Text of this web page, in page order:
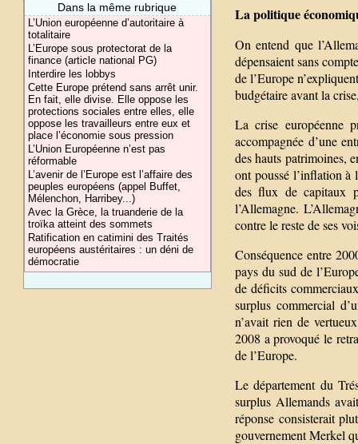
Dans la même rubrique
L’Union européenne d’autoritaire à
totalitaire
L’Europe sous protectorat de la
finance (article national PG)
Interdire les lobbys
Cette Europe prétend sans arrêt unir.
En fait, elle divise. Elle oppose les
protections sociales entre elles, elle
oppose les travailleurs entre eux et
place l’économie sous pression
L’Union Européenne n’est pas
réformable
L’avenir de l’Europe est l’affaire des
peuples européens (appel Buffet,
Mélenchon, Harribey...)
Avec la Grèce, la truanderie de la
troïka atteint des sommets
Ratification en catimini des Traités
européens austéritaires : un déni de
démocratie
La politique
On entend que
dépensaient sans
de l’Europe
budgétaire avant la
La crise européenne
accompagnée d’une
des hauts patrimoines,
ont poussé l’inflation à
des flux de capitaux
l’Allemagne.
contre le reste de ses
Conséquence entre
pays du sud de
de déficits
surplus commercial
n’avait rien de
2008 a provoqué le
de l’Europe.
Le département du
surplus Allemands
réponse consisterait
gouvernement Merkel